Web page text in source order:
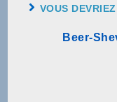
VOUS
Beer-